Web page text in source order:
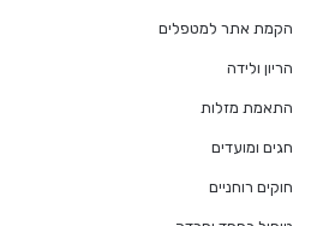
הקמת אתר למטפלים
הריון ולידה
התאמת מזלות
חגים ומועדים
חוקים רוחניים